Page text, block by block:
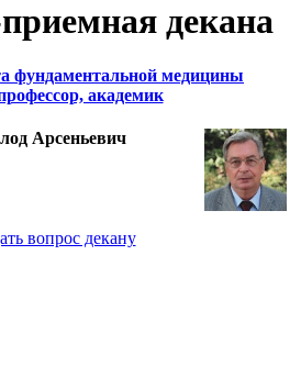
декана
фундаментальной медицины
академик
Арсеньевич
вопрос декану